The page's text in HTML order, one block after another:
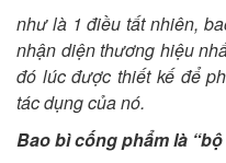
như là 1 điều tất nhiên,
nhận diện thương hiệu
đó lúc được thiết kế để
tác dụng của nó.
Bao bì cống phẩm là